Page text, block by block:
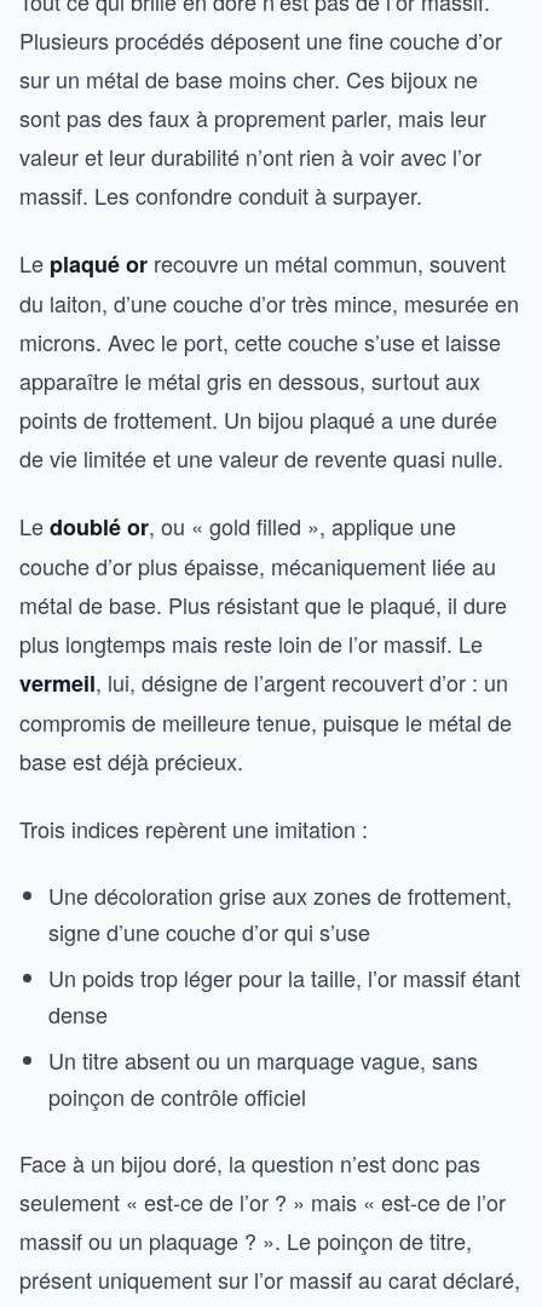
Plusieurs procédés déposent une fine couche d’or
sur un métal de base moins cher. Ces bijoux ne
sont pas des faux à proprement parler, mais leur
valeur et leur durabilité n’ont rien à voir avec l’or
massif. Les confondre conduit à surpayer.
Le plaqué or recouvre un métal commun, souvent
du laiton, d’une couche d’or très mince, mesurée en
microns. Avec le port, cette couche s’use et laisse
apparaître le métal gris en dessous, surtout aux
points de frottement. Un bijou plaqué a une durée
de vie limitée et une valeur de revente quasi nulle.
Ledoublé or, ou « gold filled », applique une
couche d’or plus épaisse, mécaniquement liée au
métal de base. Plus résistant que le plaqué, il dure
plus longtemps mais reste loin de l’or massif. Le
vermeil, lui, désigne de l’argent recouvert d’or : un
compromis de meilleure tenue, puisque le métal de
base est déjà précieux.
Trois indices repèrent une imitation :
Une décoloration grise aux zones de frottement,
signe d’une couche d’or qui s’use
Un poids trop léger pour la taille, l’or massif étant
dense
Un titre absent ou un marquage vague, sans
poinçon de contrôle officiel
Face à un bijou doré, la question n’est donc pas
seulement « est-ce de l’or ? » mais « est-ce de l’or
massif ou un plaquage ? ». Le poinçon de titre,
présent uniquement sur l’or massif au carat déclaré,